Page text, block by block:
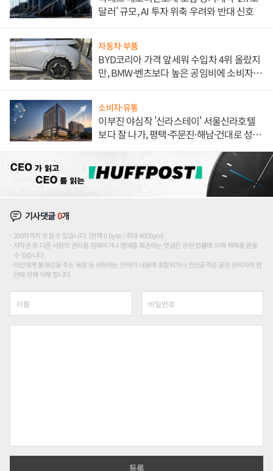
달러' 규모, AI 투자 위축 우려와 반대 신호
자동차·부품
BYD코리아 가격 앞세워 수입차 4위 올랐지
만, BMW·벤츠보다 높은 공임비에 소비자
소비자·유통
이부진 야심작 '신라스테이' 서울신라호텔
보다 잘 나가, 평택·주문진·해남·건대로 성
기사댓글0개
200자까지 쓰실 수 있습니다. (현재 0 byte / 최대 400byte)
저작권 등 다른 사람의 권리를 침해하거나 명예를 훼손하는 댓글은 관련 법률에 의해 제재를 받을
수 있습니다.
타인에게 불쾌감을 주는 욕설 등 비하하는 단어가 내용에 포함되거나 인신공격성 글은 관리자의 판
단에 의해 삭제 합니다.